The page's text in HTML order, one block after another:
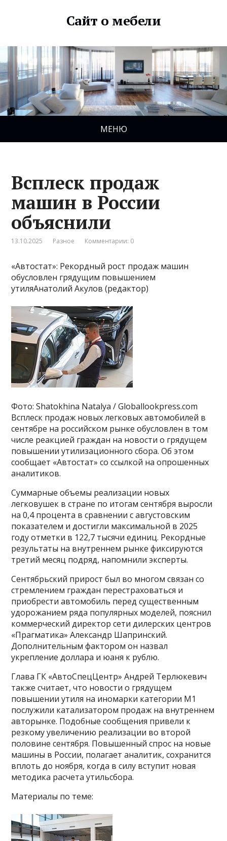
Сайт о мебели
МЕНЮ
Всплеск продаж
машин в России
объяснили
13.10.2025 Разное Комментарии: 0
«Автостат»: Рекордный рост продаж машин
обусловлен грядущим повышением
утиляАнатолий Акулов (редактор)
Фото: Shatokhina Natalya / Globallookpress.com
Всплеск продаж новых легковых автомобилей в
сентябре на российском рынке обусловлен в том
числе реакцией граждан на новости о грядущем
повышении утилизационного сбора. Об этом
сообщает «Автостат» со ссылкой на опрошенных
аналитиков.
Суммарные объемы реализации новых
легковушек в стране по итогам сентября выросли
на 0,4 процента в сравнении с августовским
показателем и достигли максимальной в 2025
году отметки в 122,7 тысячи единиц. Рекордные
результаты на внутреннем рынке фиксируются
третий месяц подряд, напомнили эксперты.
Сентябрьский прирост был во многом связан со
стремлением граждан перестраховаться и
приобрести автомобиль перед существенным
удорожанием ряда популярных моделей, пояснил
коммерческий директор сети дилерских центров
«Прагматика» Александр Шапринский.
Дополнительным фактором он назвал
укрепление доллара и юаня к рублю.
Глава ГК «АвтоСпецЦентр» Андрей Терлюкевич
также считает, что новости о грядущем
повышении утиля на иномарки категории М1
послужили катализатором продаж на внутреннем
авторынке. Подобные сообщения привели к
резкому увеличению реализации во второй
половине сентября. Повышенный спрос на новые
машины в России, полагает аналитик, сохранится
вплоть до ноября, когда в силу вступит новая
методика расчета утильсбора.
Материалы по теме: